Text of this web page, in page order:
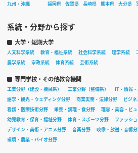
九州・沖縄
福岡県 佐賀県 長崎県 熊本県 大分県
系統・分野から探す
大学・短期大学
人文科学系統 教育・福祉系統 社会科学系統 理学系統
農学系統
家政系統 体育系統 芸術系統
専門学校・その他教育機関
工業分野（建設・機械系） 工業分野（整備系） IT・情報
語学・観光・ウェディング分野
商業実務・法律分野 ビジ
看護・医療技術分野
栄養・調理・食分野
理容・美容・ビ
幼児教育・保育・福祉分野
体育・スポーツ分野
ファッシ
デザイン・美術・アニメ分野
音楽分野 映像・放送・音響
環境・農業・バイオ分野